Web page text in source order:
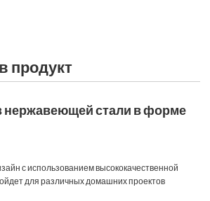
продукт
нержавеющей стали в форме
с использованием высококачественной
для различных домашних проектов